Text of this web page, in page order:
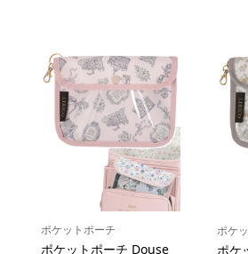
ポケットポーチ
ポケットポーチ Douse
ポケ
ポケ